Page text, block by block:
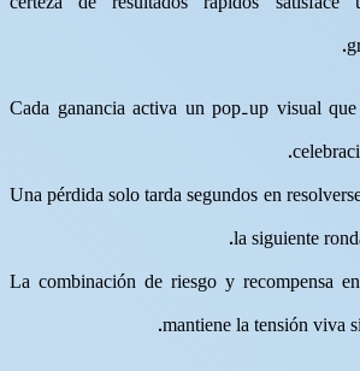
Cada ganancia activa un pop‑up visual
Una pérdida solo tarda segundos en
la siguiente
La combinación de riesgo y recompensa
mantiene la tensión viva